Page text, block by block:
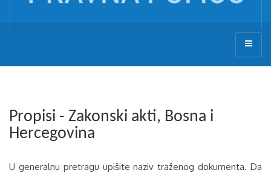
Propisi - Zakonski akti, Bosna i
Hercegovina
U generalnu pretragu upišite naziv traženog dokumenta. Da